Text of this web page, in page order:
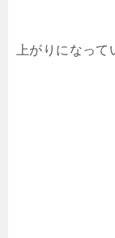
上がりになっ